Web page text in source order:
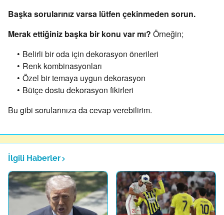
Başka sorularınız varsa lütfen çekinmeden sorun.
Merak ettiğiniz başka bir konu var mı? Örneğin;
Belirli bir oda için dekorasyon önerileri
Renk kombinasyonları
Özel bir temaya uygun dekorasyon
Bütçe dostu dekorasyon fikirleri
Bu gibi sorularınıza da cevap verebilirim.
İlgili Haberler